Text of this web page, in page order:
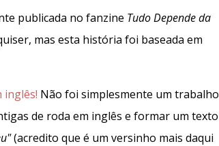
publicada no fanzine Tudo Depende da
mas esta história foi baseada em
inglês! Não foi simplesmente um trabalho
de roda em inglês e formar um texto
(acredito que é um versinho mais daqui